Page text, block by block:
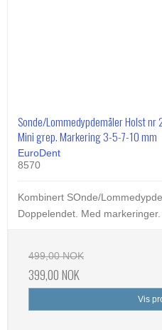
Sonde/Lommedypdemåler Holst
Mini grep. Markering 3-5-7-10 mm
EuroDent
8570
Kombinert SOnde/
Doppelendet. Med markeringer.
499,00 NOK
399,00 NOK
Vis